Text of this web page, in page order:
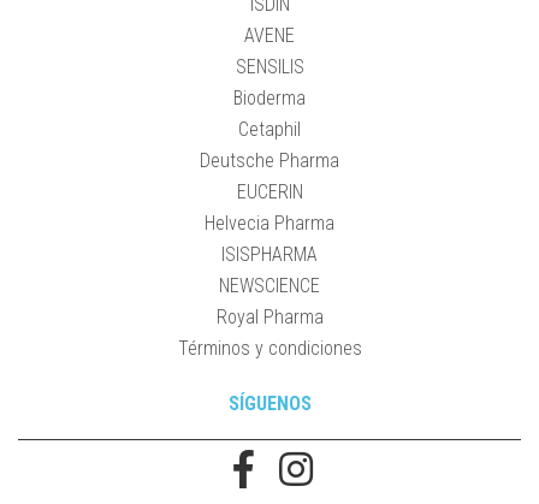
AVENE
SENSILIS
Bioderma
Cetaphil
Deutsche Pharma
EUCERIN
Helvecia Pharma
ISISPHARMA
NEWSCIENCE
Royal Pharma
Términos y condiciones
SÍGUENOS